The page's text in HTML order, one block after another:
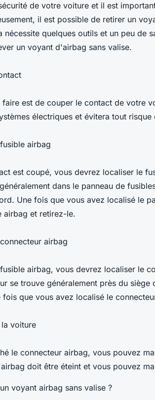
de votre voiture et il est
il est possible de retirer un
nécessite quelques outils et un peu de
un voyant d'airbag sans valise.
faire est de couper le contact de votre
électriques et évitera tout
airbag
est coupé, vous devrez localiser le
dans le panneau de
Une fois que vous avez localisé le
airbag et retirez-le.
airbag
airbag, vous devrez localiser le
se trouve généralement près du siège
fois que vous avez localisé le
voiture
le connecteur airbag, vous pouvez
doit être éteint et vous pouvez